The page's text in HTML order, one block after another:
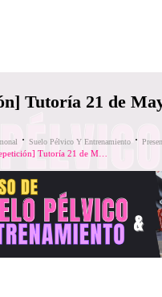
Tutoría 21 de
Suelo Pélvico Y Entrenamiento